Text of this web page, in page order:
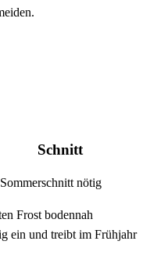
Schnitt
nötig
Frost bodennah
ein und treibt im Frühjahr